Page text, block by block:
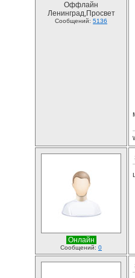
Оффлайн
Ленинград,Просвет
Сообщений: 5136
Онлайн
Сообщений: 0